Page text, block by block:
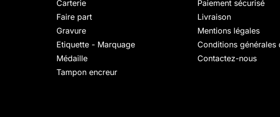
Carterie
Faire part
Gravure
Etiquette - Marquage
Médaille
Tampon encreur
Paiement sécurisé
Livraison
Mentions légales
Conditions générales
Contactez-nous